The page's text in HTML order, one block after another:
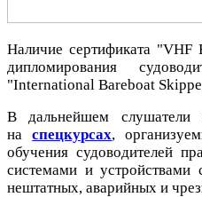
Наличие сертификата "VHF
дипломирования
"International Bareboat
В дальнейшем слушатели
наспецкурсах,
обучения судоводителей
системами и устройствами
нештатных, аварийных и